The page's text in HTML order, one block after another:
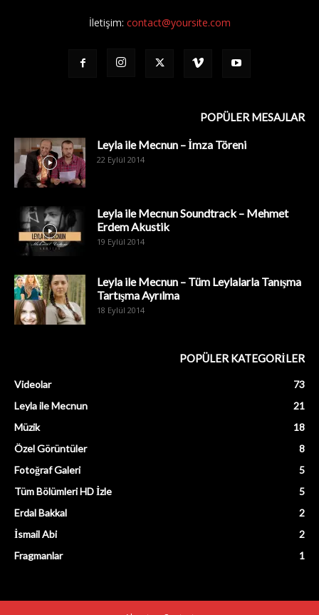
İletişim: contact@yoursite.com
POPÜLER MESAJLAR
Leyla ile Mecnun – İmza Töreni
22 Eylül 2014
Leyla ile Mecnun Soundtrack – Mehmet
Erdem Akustik
19 Eylül 2014
Leyla ile Mecnun – Tüm Leylalarla Tanışma
Tartışma Ayrılma
18 Eylül 2014
POPÜLER KATEGORİLER
Videolar
73
Leyla ile Mecnun
21
Müzik
18
Özel Görüntüler
8
Fotoğraf Galeri
5
Tüm Bölümleri HD İzle
5
Erdal Bakkal
2
İsmail Abi
2
Fragmanlar
1